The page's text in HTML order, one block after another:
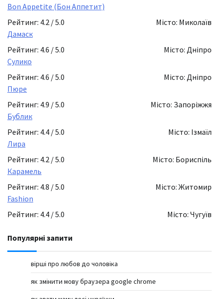
Bon Appetite (Бон Аппетит)
Рейтинг: 4.2 / 5.0
Місто: Миколаїв
Дамаск
Рейтинг: 4.6 / 5.0
Місто: Дніпро
Сулико
Рейтинг: 4.6 / 5.0
Місто: Дніпро
Пюре
Рейтинг: 4.9 / 5.0
Місто: Запоріжжя
Бублик
Рейтинг: 4.4 / 5.0
Місто: Ізмаїл
Лира
Рейтинг: 4.2 / 5.0
Місто: Бориспіль
Карамель
Рейтинг: 4.8 / 5.0
Місто: Житомир
Fashion
Рейтинг: 4.4 / 5.0
Місто: Чугуїв
Популярні запити
вірші про любов до чоловіка
як змінити мову браузера google chrome